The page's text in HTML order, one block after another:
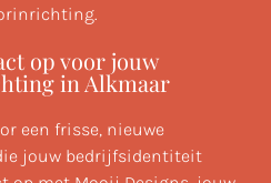
op voor jouw
in Alkmaar
een frisse, nieuwe
jouw bedrijfsidentiteit